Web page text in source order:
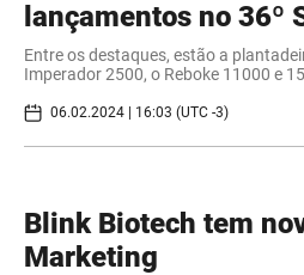
lançamentos no 36º
Entre os destaques, estão a
Imperador 2500, o Reboke 11000 e
06.02.2024 | 16:03 (UTC -3)
Blink Biotech tem
Marketing